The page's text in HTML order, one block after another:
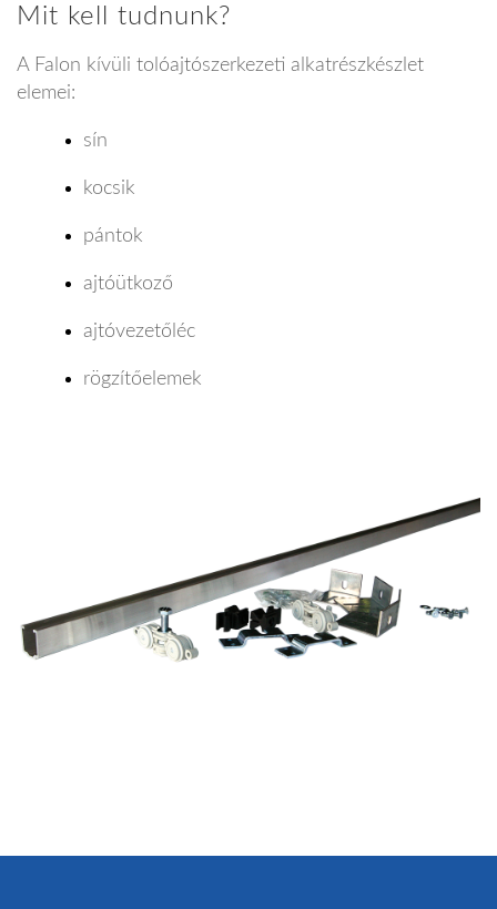
Mit kell tudnunk?
A Falon kívüli tolóajtószerkezeti alkatrészkészlet
elemei:
sín
kocsik
pántok
ajtóütkoző
ajtóvezetőléc
rögzítőelemek